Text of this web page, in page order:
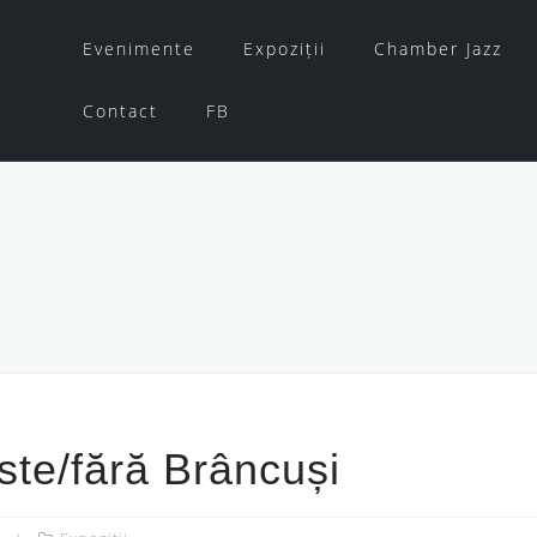
Evenimente Expoziții Chamber Jazz
Contact FB
fără Brâncuși